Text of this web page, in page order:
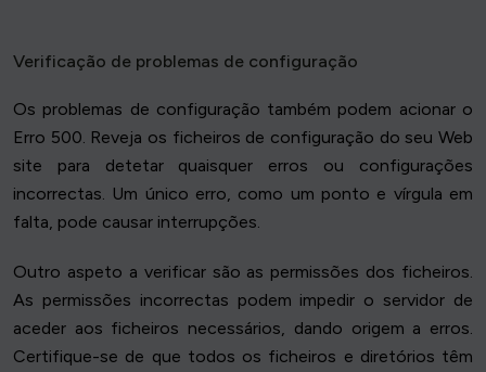
Verificação de problemas de configuração
Os problemas de configuração também podem acionar o
Erro 500. Reveja os ficheiros de configuração do seu Web
site para detetar quaisquer erros ou configurações
incorrectas. Um único erro, como um ponto e vírgula em
falta, pode causar interrupções.
Outro aspeto a verificar são as permissões dos ficheiros.
As permissões incorrectas podem impedir o servidor de
aceder aos ficheiros necessários, dando origem a erros.
Certifique-se de que todos os ficheiros e diretórios têm